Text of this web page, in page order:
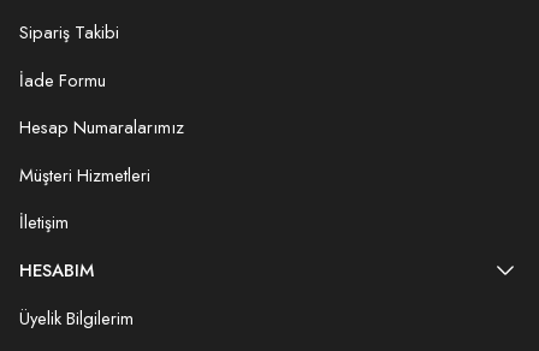
Sipariş Takibi
İade Formu
Hesap Numaralarımız
Müşteri Hizmetleri
İletişim
HESABIM
Üyelik Bilgilerim